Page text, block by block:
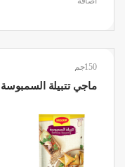
150جم
ماجي تتبيلة السمبوسة 150جم